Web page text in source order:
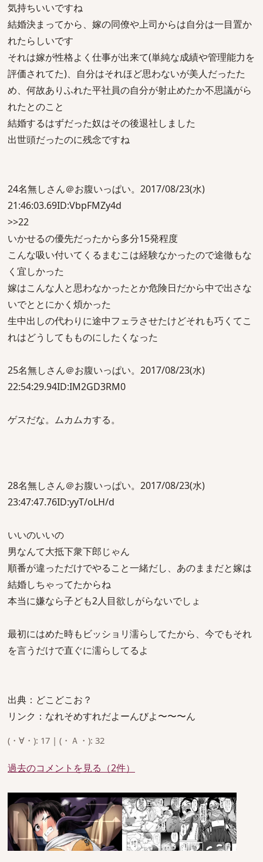
気持ちいいですね
結婚決まってから、嫁の同僚や上司からは自分は一目置か
れたらしいです
それは嫁が性格よく仕事が出来て(単純な成績や管理能力を
評価されてた)、自分はそれほど思わないが美人だったた
め、何故ありふれた平社員の自分が射止めたか不思議がら
れたとのこと
結婚するはずだった奴はその後退社しました
出世頭だったのに残念ですね
24名無しさん＠お腹いっぱい。2017/08/23(水)
21:46:03.69ID:VbpFMZy4d
>>22
いかせるの優先だったから多分15発程度
こんな吸い付いてくるまむこは経験なかったので途徹もな
く宜しかった
嫁はこんな人と思わなかったとか危険日だから中で出さな
いでととにかく煩かった
生中出しの代わりに途中フェラさせたけどそれも巧くてこ
れはどうしてもものにしたくなった
25名無しさん＠お腹いっぱい。2017/08/23(水)
22:54:29.94ID:IM2GD3RM0
ゲスだな。ムカムカする。
28名無しさん＠お腹いっぱい。2017/08/23(水)
23:47:47.76ID:yyT/oLH/d
いいのいいの
男なんて大抵下衆下郎じゃん
順番が違っただけでやること一緒だし、あのままだと嫁は
結婚しちゃってたからね
本当に嫌なら子ども2人目欲しがらないでしょ
最初にはめた時もビッショリ濡らしてたから、今でもそれ
を言うだけで直ぐに濡らしてるよ
出典：どこどこお？
リンク：なれそめすれだよーんびよ〜〜〜ん
(・∀・): 17 | (・Ａ・): 32
過去のコメントを見る（2件）